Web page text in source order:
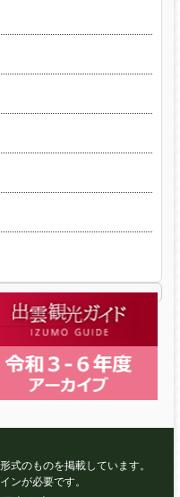
式のものを掲載しています。
ンが必要です。